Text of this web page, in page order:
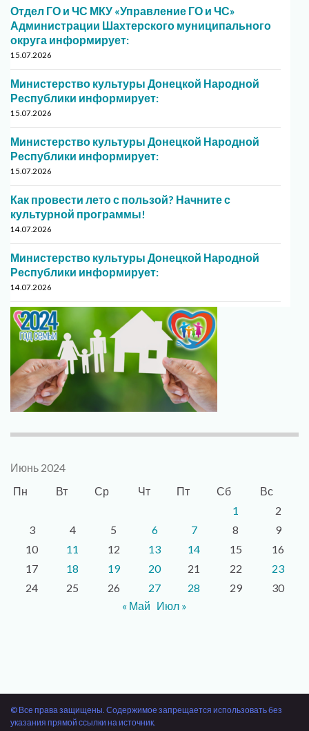
Отдел ГО и ЧС МКУ «Управление ГО и ЧС»
Администрации Шахтерского муниципального
округа информирует:
15.07.2026
Министерство культуры Донецкой Народной
Республики информирует:
15.07.2026
Министерство культуры Донецкой Народной
Республики информирует:
15.07.2026
Как провести лето с пользой? Начните с
культурной программы!
14.07.2026
Министерство культуры Донецкой Народной
Республики информирует:
14.07.2026
Июнь 2024
Пн
Вт Ср Чт Пт Сб
Вс
1
2
3
4 5 6 7 8
9
10
11 12 13 14 15
16
17
18 19 20 21 22
23
24
25 26 27 28 29
30
« Май Июл »
© Все права защищены. Содержимое запрещается использовать без
указания прямой ссылки на источник.